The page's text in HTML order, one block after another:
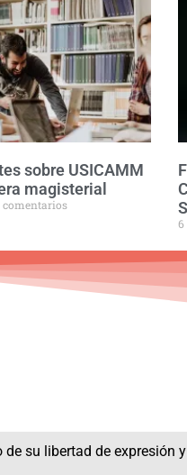
sobre USICAMM
magisterial
comentarios
6
su libertad de expresión